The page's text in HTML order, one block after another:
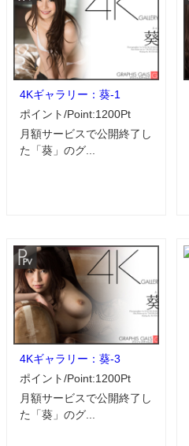
4Kギャラリー：葵-1
ポイント/Point:1200Pt
月額サービスで公開終了し
た「葵」のグ...
4Kギャラリー：葵-3
ポイント/Point:1200Pt
月額サービスで公開終了し
た「葵」のグ...